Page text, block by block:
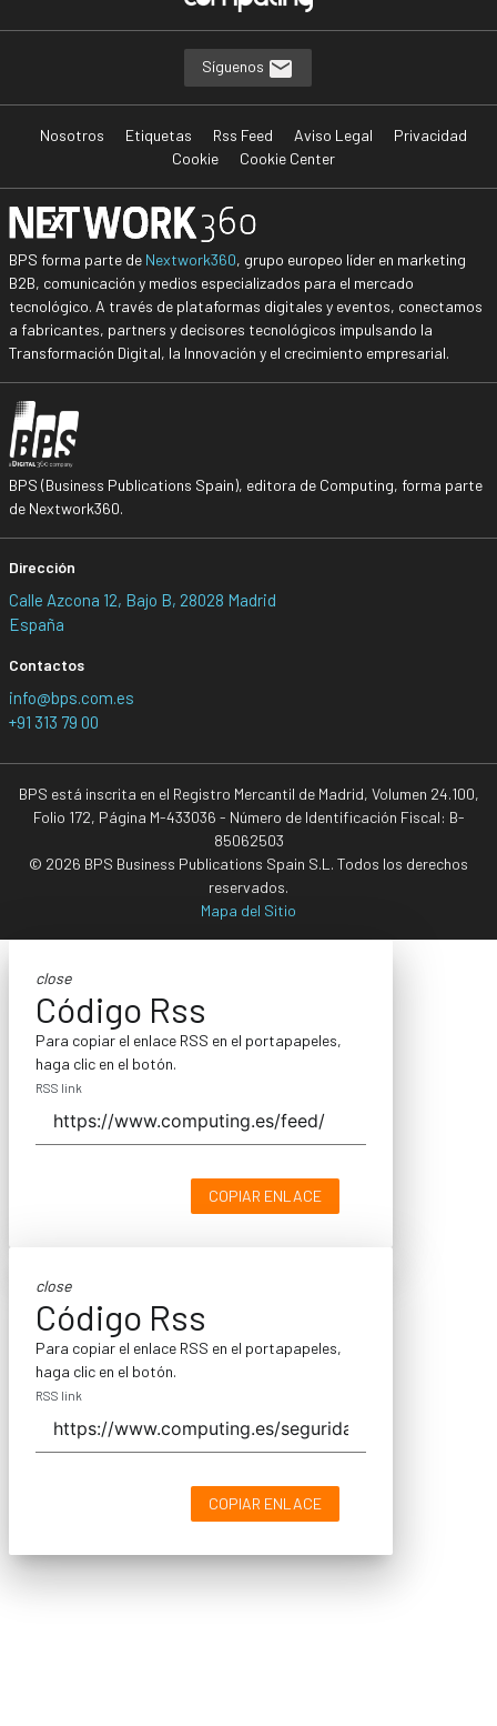
Síguenos
Nosotros Etiquetas Rss Feed Aviso Legal
Privacidad
Cookie
Cookie Center
BPS forma parte de Nextwork360, grupo europeo líder en marketing
B2B, comunicación y medios especializados para el mercado
tecnológico. A través de plataformas digitales y eventos, conectamos
a fabricantes, partners y decisores tecnológicos impulsando la
Transformación Digital, la Innovación y el crecimiento empresarial.
BPS (Business Publications Spain), editora de Computing, forma parte
de Nextwork360.
Dirección
Calle Azcona 12, Bajo B, 28028 Madrid
España
Contactos
info@bps.com.es
+91 313 79 00
BPS está inscrita en el Registro Mercantil de Madrid, Volumen 24.100,
Folio 172, Página M-433036 - Número de Identificación Fiscal: B-
85062503
© 2026 BPS Business Publications Spain S.L. Todos los derechos
reservados.
Mapa del Sitio
close
Código Rss
Para copiar el enlace RSS en el portapapeles,
haga clic en el botón.
RSS link
COPIAR ENLACE
close
Código Rss
Para copiar el enlace RSS en el portapapeles,
haga clic en el botón.
RSS link
COPIAR ENLACE